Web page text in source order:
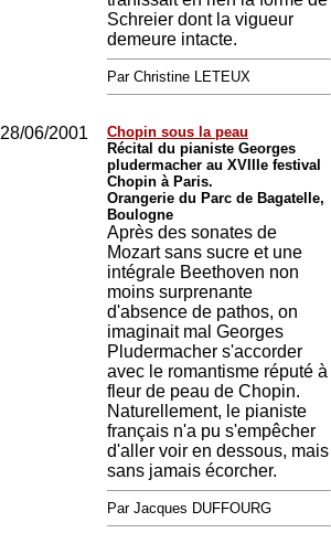
Schreier dont la vigueur
demeure intacte.
Par Christine LETEUX
28/06/2001
Chopin sous la peau
Récital du pianiste Georges
pludermacher au XVIIIe festival
Chopin à Paris.
Orangerie du Parc de Bagatelle,
Boulogne
Après des sonates de
Mozart sans sucre et une
intégrale Beethoven non
moins surprenante
d'absence de pathos, on
imaginait mal Georges
Pludermacher s'accorder
avec le romantisme réputé à
fleur de peau de Chopin.
Naturellement, le pianiste
français n'a pu s'empêcher
d'aller voir en dessous, mais
sans jamais écorcher.
Par Jacques DUFFOURG